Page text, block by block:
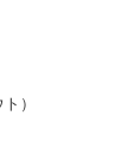
Verte
リンス パーク
）